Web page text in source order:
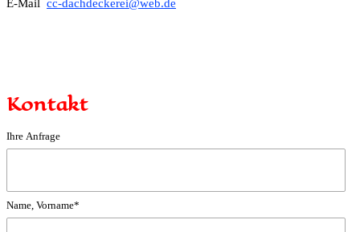
E-Mail cc-dachdeckerei@web.de
Kontakt
Ihre Anfrage
Name, Vorname*